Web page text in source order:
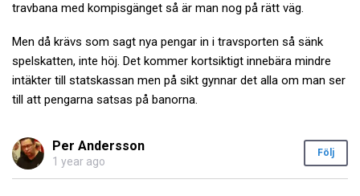
travbana med kompisgänget så är man nog på rätt väg.
Men då krävs som sagt nya pengar in i travsporten så sänk
spelskatten, inte höj. Det kommer kortsiktigt innebära mindre
intäkter till statskassan men på sikt gynnar det alla om man ser
till att pengarna satsas på banorna.
Per Andersson
1 year ago
Följ